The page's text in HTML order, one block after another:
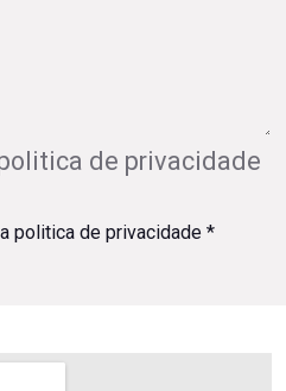
de privacidade
politica de privacidade *